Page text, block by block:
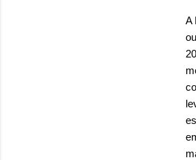
A